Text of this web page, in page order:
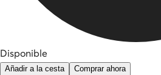
Disponible
Añadir a la cesta Comprar ahora